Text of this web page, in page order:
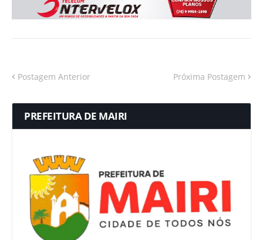
Postagem Anterior Próxima Postagem
PREFEITURA DE MAIRI